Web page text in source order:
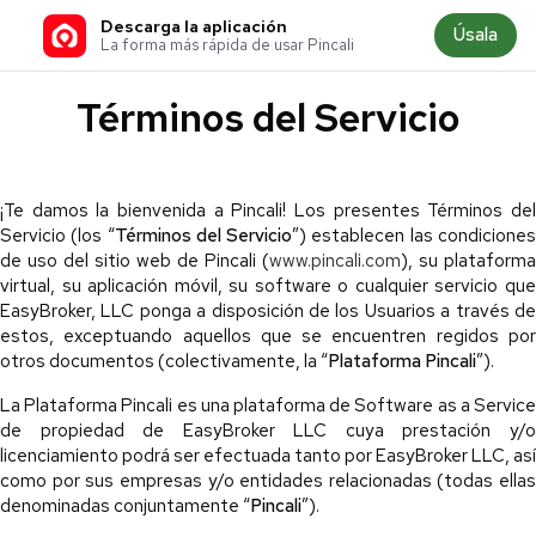
Descarga la aplicación
La forma más rápida de usar Pincali Úsala
Términos del Servicio
¡Te damos la bienvenida a Pincali! Los presentes Términos del
Servicio (los “Términos del Servicio”) establecen las condiciones
de uso del sitio web de Pincali (www.pincali.com), su plataforma
virtual, su aplicación móvil, su software o cualquier servicio que
EasyBroker, LLC ponga a disposición de los Usuarios a través de
estos, exceptuando aquellos que se encuentren regidos por
otros documentos (colectivamente, la “Plataforma Pincali”).
La Plataforma Pincali es una plataforma de Software as a Service
de propiedad de EasyBroker LLC cuya prestación y/o
licenciamiento podrá ser efectuada tanto por EasyBroker LLC, así
como por sus empresas y/o entidades relacionadas (todas ellas
denominadas conjuntamente “Pincali”).